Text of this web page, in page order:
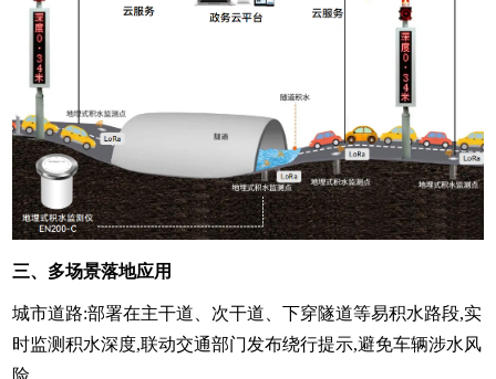
三、多场景落地应用
城市道路:部署在主干道、次干道、下穿隧道等易积水路段,实
时监测积水深度,联动交通部门发布绕行提示,避免车辆涉水风